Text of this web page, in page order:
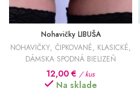
Nohavičky LIBUŠA
NOHAVIČKY, ČIPKOVANÉ, KLASICKÉ,
DÁMSKA SPODNÁ BIELIZEŇ
12,00 € / kus
Na sklade